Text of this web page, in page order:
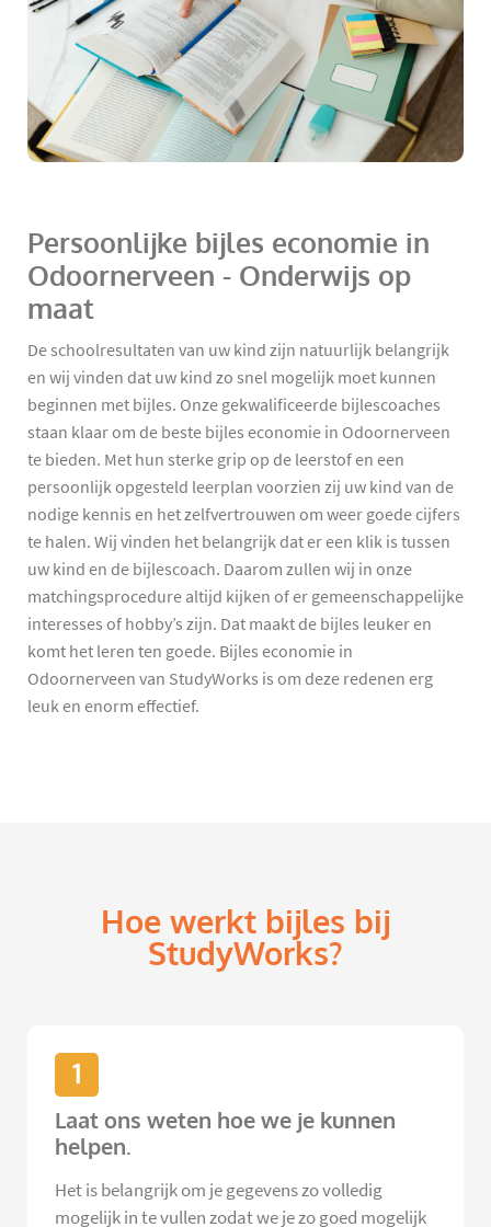
Persoonlijke bijles economie in
Odoornerveen - Onderwijs op
maat
De schoolresultaten van uw kind zijn natuurlijk belangrijk
en wij vinden dat uw kind zo snel mogelijk moet kunnen
beginnen met bijles. Onze gekwalificeerde bijlescoaches
staan klaar om de beste bijles economie in Odoornerveen
te bieden. Met hun sterke grip op de leerstof en een
persoonlijk opgesteld leerplan voorzien zij uw kind van de
nodige kennis en het zelfvertrouwen om weer goede cijfers
te halen. Wij vinden het belangrijk dat er een klik is tussen
uw kind en de bijlescoach. Daarom zullen wij in onze
matchingsprocedure altijd kijken of er gemeenschappelijke
interesses of hobby’s zijn. Dat maakt de bijles leuker en
komt het leren ten goede. Bijles economie in
Odoornerveen van StudyWorks is om deze redenen erg
leuk en enorm effectief.
Hoe werkt bijles bij
StudyWorks?
1
Laat ons weten hoe we je kunnen
helpen.
Het is belangrijk om je gegevens zo volledig
mogelijk in te vullen zodat we je zo goed mogelijk